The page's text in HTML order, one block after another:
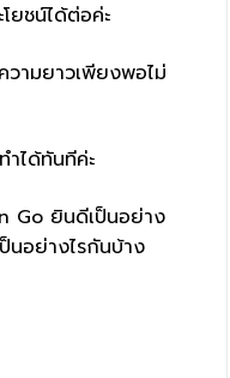
ยชน์ได้ต่อค่ะ
วามยาวเพียงพอไม่
ได้ทันทีค่ะ
Go ยินดีเป็นอย่าง
นอย่างไรกันบ้าง